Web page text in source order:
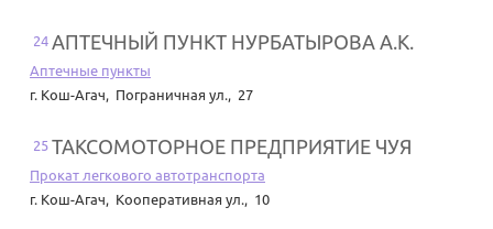
24 АПТЕЧНЫЙ ПУНКТ НУРБАТЫРОВА А.К.
Аптечные пункты
г. Кош-Агач, Пограничная ул., 27
25 ТАКСОМОТОРНОЕ ПРЕДПРИЯТИЕ ЧУЯ
Прокат легкового автотранспорта
г. Кош-Агач, Кооперативная ул., 10